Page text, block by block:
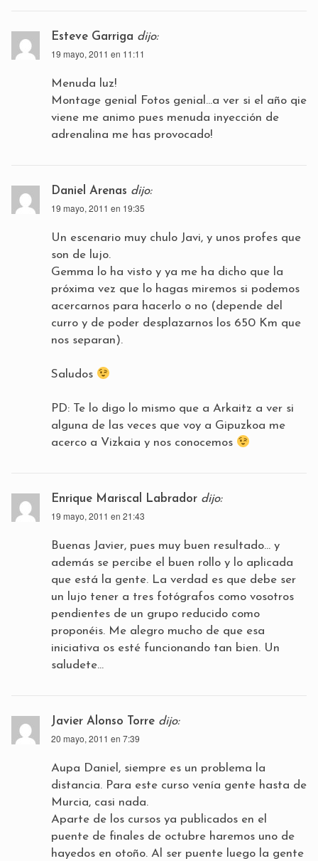
Esteve Garriga dijo:
19 mayo, 2011 en 11:11
Menuda luz!
Montage genial Fotos genial…a ver si el año qie
viene me animo pues menuda inyección de
adrenalina me has provocado!
Daniel Arenas dijo:
19 mayo, 2011 en 19:35
Un escenario muy chulo Javi, y unos profes que
son de lujo.
Gemma lo ha visto y ya me ha dicho que la
próxima vez que lo hagas miremos si podemos
acercarnos para hacerlo o no (depende del
curro y de poder desplazarnos los 650 Km que
nos separan).
Saludos
PD: Te lo digo lo mismo que a Arkaitz a ver si
alguna de las veces que voy a Gipuzkoa me
acerco a Vizkaia y nos conocemos
Enrique Mariscal Labrador dijo:
19 mayo, 2011 en 21:43
Buenas Javier, pues muy buen resultado… y
además se percibe el buen rollo y lo aplicada
que está la gente. La verdad es que debe ser
un lujo tener a tres fotógrafos como vosotros
pendientes de un grupo reducido como
proponéis. Me alegro mucho de que esa
iniciativa os esté funcionando tan bien. Un
saludete…
Javier Alonso Torre dijo:
20 mayo, 2011 en 7:39
Aupa Daniel, siempre es un problema la
distancia. Para este curso venía gente hasta de
Murcia, casi nada.
Aparte de los cursos ya publicados en el
puente de finales de octubre haremos uno de
hayedos en otoño. Al ser puente luego la gente